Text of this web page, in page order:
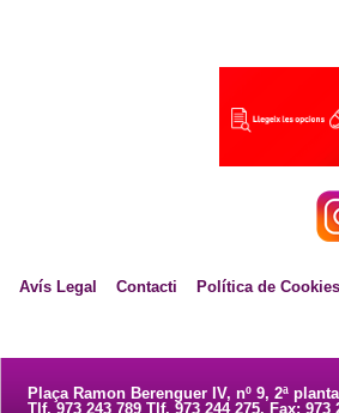
Avís Legal Contacti Política de Cookies
Plaça Ramon Berenguer IV, nº 9, 2ª
Tlf. 973 243 789 Tlf. 973 244 275. Fax: 973